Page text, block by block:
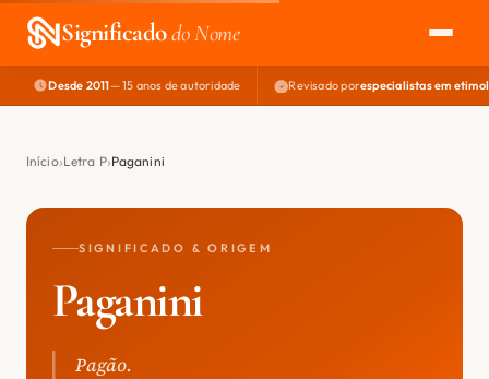
Significadodo Nome
EXPLORAR
NOME PERFEITO
Desde 2011— 15 anos de autoridade Revisado porespecialistas em
Início Letra P Paganini
SIGNIFICADO & ORIGEM
Paganini
Pagão.